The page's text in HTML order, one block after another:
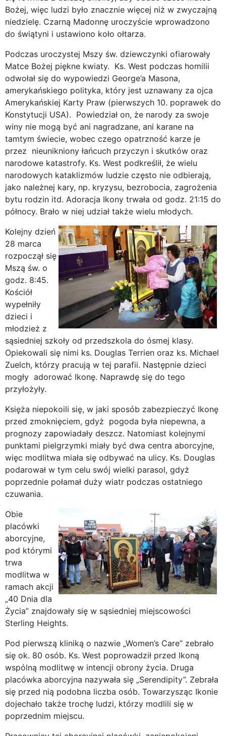
Bożej, więc ludzi było znacznie więcej niż w zwyczajną
niedzielę. Czarną Madonnę uroczyście wprowadzono
do świątyni i ustawiono koło ołtarza.
Podczas uroczystej Mszy św. dziewczynki ofiarowały
Matce Bożej piękne kwiaty. Ks. West podczas homilii
odwołał się do wypowiedzi George’a Masona,
amerykańskiego polityka, który jest uznawany za ojca
Amerykańskiej Karty Praw (pierwszych 10. poprawek do
Konstytucji USA). Powiedział on, że narody za swoje
winy nie mogą być ani nagradzane, ani karane na
tamtym świecie, wobec czego opatrzność karze je
przez nieunikniony łańcuch przyczyn i skutków oraz
narodowe katastrofy. Ks. West podkreślił, że wielu
narodowych kataklizmów ludzie często nie odbierają,
jako należnej kary, np. kryzysu, bezrobocia, zagrożenia
bytu rodzin itd. Adoracja Ikony trwała od godz. 21:15 do
północy. Brało w niej udział także wielu młodych.
Kolejny dzień
28 marca
rozpoczął się
Mszą św. o
godz. 8:45.
Kościół
wypełniły
dzieci i
młodzież z
sąsiedniej szkoły od przedszkola do ósmej klasy.
Opiekowali się nimi ks. Douglas Terrien oraz ks. Michael
Zuelch, którzy pracują w tej parafii. Następnie dzieci
mogły adorować Ikonę. Naprawdę się do tego
przyłożyły.
Księża niepokoili się, w jaki sposób zabezpieczyć Ikonę
przed zmoknięciem, gdyż pogoda była niepewna, a
prognozy zapowiadały deszcz. Natomiast kolejnymi
punktami pielgrzymki miały być dwa centra aborcyjne,
więc modlitwa miała się odbywać na ulicy. Ks. Douglas
podarował w tym celu swój wielki parasol, gdyż
poprzednie połamał duży wiatr podczas ostatniego
czuwania.
Obie
placówki
aborcyjne,
pod którymi
trwa
modlitwa w
ramach akcji
„40 Dnia dla
Życia” znajdowały się w sąsiedniej miejscowości
Sterling Heights.
Pod pierwszą kliniką o nazwie „Women’s Care” zebrało
się ok. 80 osób. Ks. West poprowadził przed Ikoną
wspólną modlitwę w intencji obrony życia. Druga
placówka aborcyjna nazywała się „Serendipity”. Zebrała
się przed nią podobna liczba osób. Towarzysząc Ikonie
dojechało także trochę ludzi, którzy modlili się w
poprzednim miejscu.